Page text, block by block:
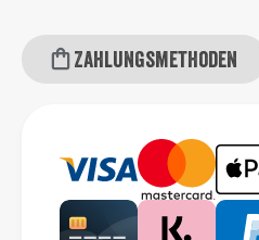
Zahlungsmethoden